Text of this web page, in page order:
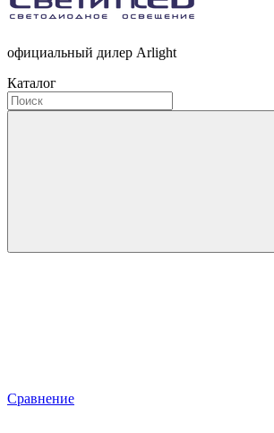
официальный дилер Arlight
Каталог
Сравнение